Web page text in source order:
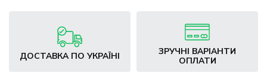
ДОСТАВКА ПО УКРАЇНІ
ЗРУЧНІ ВАРІАНТИ
ОПЛАТИ